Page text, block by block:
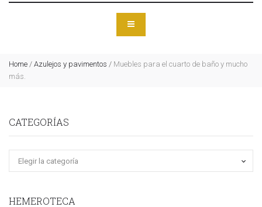
Home / Azulejos y pavimentos / Muebles para el cuarto de baño y mucho
más.
CATEGORÍAS
HEMEROTECA